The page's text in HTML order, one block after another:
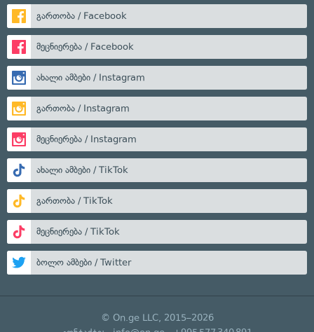
გართობა / Facebook
მეცნიერება / Facebook
ახალი ამბები / Instagram
გართობა / Instagram
მეცნიერება / Instagram
ახალი ამბები / TikTok
გართობა / TikTok
მეცნიერება / TikTok
ბოლო ამბები / Twitter
© On.ge LLC, 2015–2026